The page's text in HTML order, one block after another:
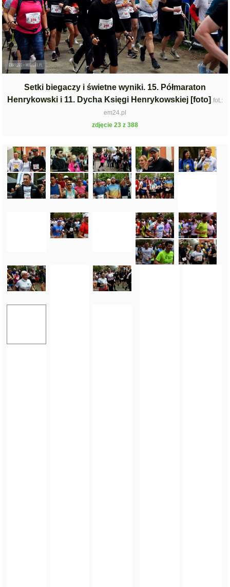
Setki biegaczy i świetne wyniki. 15. Półmaraton
Henrykowski i 11. Dycha Księgi Henrykowskiej [foto] fot.:
em24.pl
zdjęcie 23 z 388